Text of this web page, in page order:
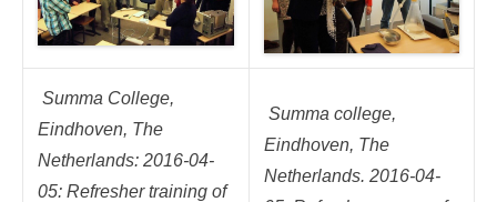
Summa College,
Eindhoven, The
Netherlands: 2016-04-
05: Refresher training of
Summa college,
Eindhoven, The
Netherlands. 2016-04-